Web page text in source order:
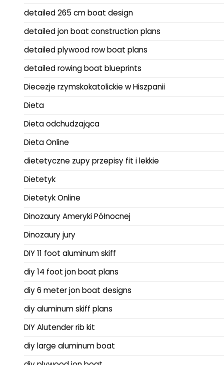
detailed 265 cm boat design
detailed jon boat construction plans
detailed plywood row boat plans
detailed rowing boat blueprints
Diecezje rzymskokatolickie w Hiszpanii
Dieta
Dieta odchudzająca
Dieta Online
dietetyczne zupy przepisy fit i lekkie
Dietetyk
Dietetyk Online
Dinozaury Ameryki Północnej
Dinozaury jury
DIY 11 foot aluminum skiff
diy 14 foot jon boat plans
diy 6 meter jon boat designs
diy aluminum skiff plans
DIY Alutender rib kit
diy large aluminum boat